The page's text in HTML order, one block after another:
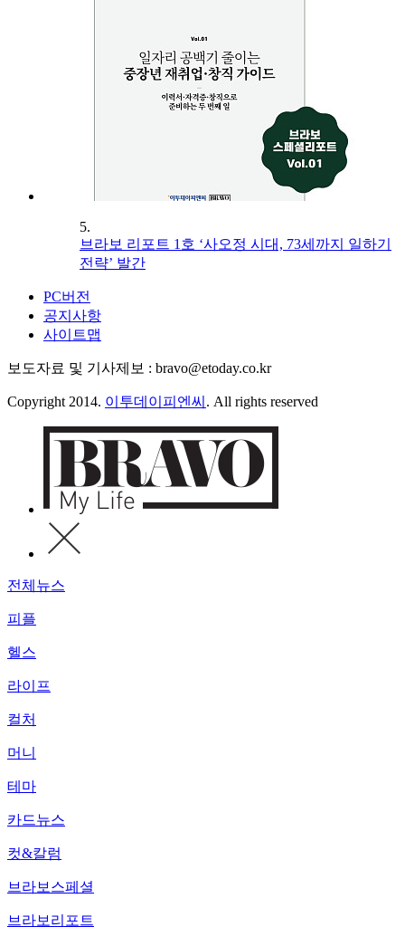
5.
브라보 리포트 1호 ‘사오정 시대, 73세까지 일하기
전략’ 발간
PC버전
공지사항
사이트맵
보도자료 및 기사제보 : bravo@etoday.co.kr
Copyright 2014. 이투데이피엔씨 . All rights reserved
전체뉴스
피플
헬스
라이프
컬처
머니
테마
카드뉴스
컷&칼럼
브라보스페셜
브라보리포트